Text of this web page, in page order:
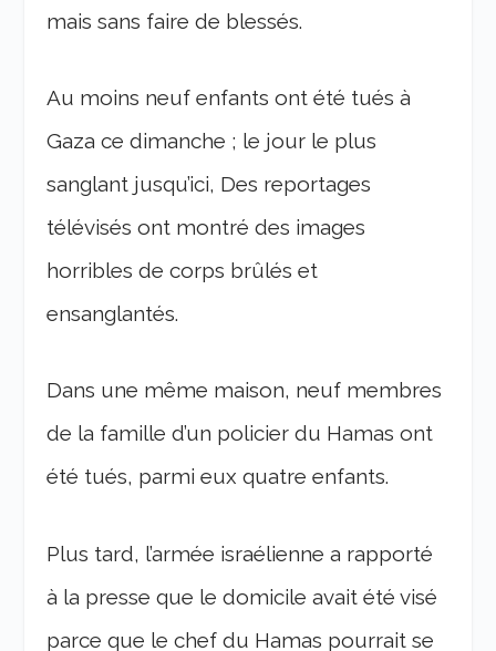
mais sans faire de blessés.
Au moins neuf enfants ont été tués à
Gaza ce dimanche ; le jour le plus
sanglant jusqu’ici, Des reportages
télévisés ont montré des images
horribles de corps brûlés et
ensanglantés.
Dans une même maison, neuf membres
de la famille d’un policier du Hamas ont
été tués, parmi eux quatre enfants.
Plus tard, l’armée israélienne a rapporté
à la presse que le domicile avait été visé
parce que le chef du Hamas pourrait se